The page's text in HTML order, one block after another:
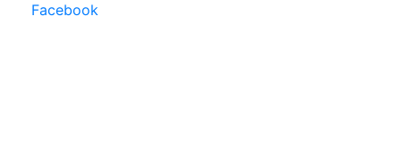
Facebook